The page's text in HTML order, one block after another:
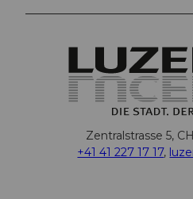
Zentralstrasse 5,
+41 41 227 17 17,